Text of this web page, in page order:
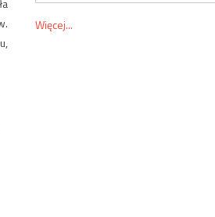
Więcej...